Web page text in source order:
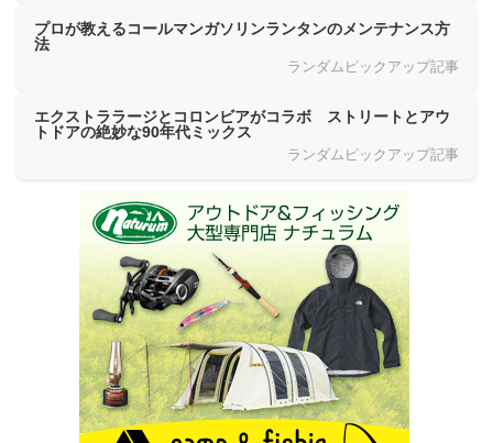
プロが教えるコールマンガソリンランタンのメンテナンス方
法
ランダムピックアップ記事
エクストララージとコロンビアがコラボ ストリートとアウ
トドアの絶妙な90年代ミックス
ランダムピックアップ記事